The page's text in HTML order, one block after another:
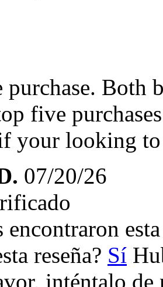
Both
five
your looking to
07/20/26
encontraron
reseña? Sí
inténtalo de